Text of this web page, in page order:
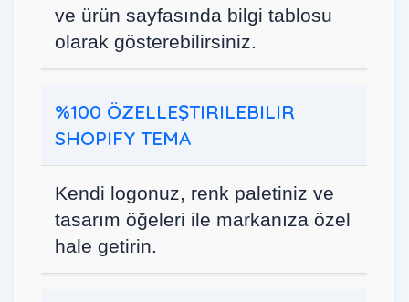
ve ürün sayfasında bilgi tablosu
olarak gösterebilirsiniz.
%100 ÖZELLEŞTIRILEBILIR
SHOPIFY TEMA
Kendi logonuz, renk paletiniz ve
tasarım öğeleri ile markanıza özel
hale getirin.